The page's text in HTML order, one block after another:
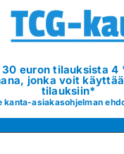
euron tilauksista 4
jonka voit
tilauksiin*
kanta-asiakasohjelman